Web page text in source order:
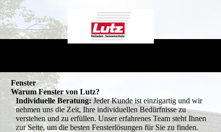
Fenster
Warum Fenster von Lutz?
Individuelle Beratung: Jeder Kunde ist einzigartig und wir
nehmen uns die Zeit, Ihre individuellen Bedürfnisse zu
verstehen und zu erfüllen. Unser erfahrenes Team steht Ihnen
zur Seite, um die besten Fensterlösungen für Sie zu finden.